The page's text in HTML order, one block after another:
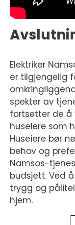
Elektriker
er tilgjengelig
spekter av
fortsetter de
huseiere som
Huseiere bør
behov og
Namsos-
budsjett. Ved
trygg og
hjem.